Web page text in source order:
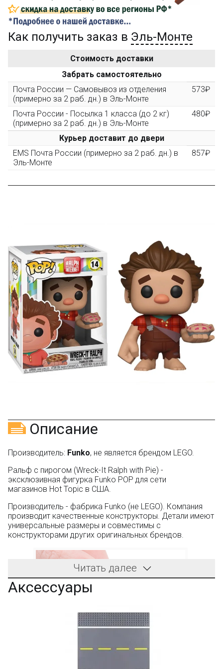
...на следующий заказ
Золотая скидка
персональная
10%
3000 рублей, Вы получите постоянную скидку на все
повторные заказы - 10%
Скидка за обзор
(фото сборки) до 10%
Пришлите фото поэтапной сборки купленного
конструктора и получите дополнительную скидку
10% при покупке следующего набора (не дороже 10
нашем сайте и получите купон на скидку 50₽ за
текстовый отзыв или 100₽ за отзыв с фото.
Скидка за отзыв
на Яндекс.Маркете 150₽
Оставьте отзыв (не менее 50 символов) о товаре
через систему Яндекс.Маркет
с обязательным
указанием номера и даты заказа в нашем магазине
и получите купон на скидку 150₽
...уже сейчас
Подробные условия всех акций и бонусов...
Как получить заказ в Эль-Монте
Стоимость доставки
Забрать самостоятельно
Почта России — Самовывоз из отделения
(примерно за 2 раб. дн.) в Эль-Монте
573₽
Почта России - Посылка 1 класса (до 2 кг)
(примерно за 2 раб. дн.) в Эль-Монте
480₽
Курьер доставит до двери
EMS Почта России (примерно за 2 раб. дн.) в
Эль-Монте
857₽
Описание
Производитель: Funko, не является брендом LEGO.
Ральф с пирогом (Wreck-It Ralph with Pie) -
эксклюзивная фигурка Funko POP для сети
магазинов Hot Topic в США.
Производитель - фабрика Funko (не LEGO). Компания
производит качественные конструкторы. Детали имеют
универсальные размеры и совместимы с
конструкторами других оригинальных брендов.
Читать далее
Аксессуары